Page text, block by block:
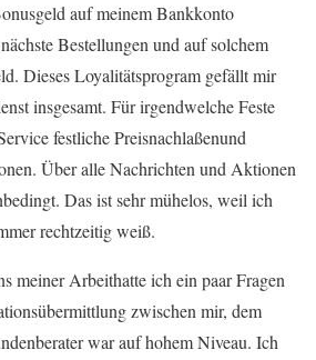
auf meinem Bankkonto
Bestellungen und auf solchem
Dieses Loyalitätsprogram gefällt mir
insgesamt. Für irgendwelche Feste
festliche Preisnachlaßenund
Über alle Nachrichten und Aktionen
Das ist sehr mühelos, weil ich
rechtzeitig weiß.
meiner Arbeithatte ich ein paar Fragen
zwischen mir, dem
war auf hohem Niveau. Ich